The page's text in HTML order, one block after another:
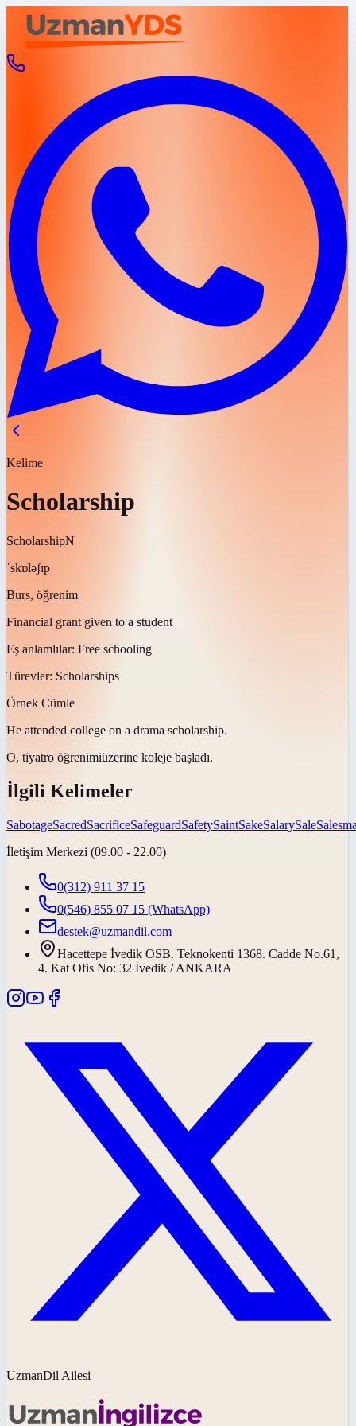
Kelime
Scholarship
ScholarshipN
ˈskɒləʃɪp
Burs, öğrenim
Financial grant given to a student
Eş anlamlılar: Free schooling
Türevler: Scholarships
Örnek Cümle
He attended college on a drama scholarship.
O, tiyatro öğrenimiüzerine koleje başladı.
İlgili Kelimeler
SabotageSacredSacrificeSafeguardSafetySaintSakeSalarySale
İletişim Merkezi (09.00 - 22.00)
0(312) 911 37 15
0(546) 855 07 15 (WhatsApp)
destek@uzmandil.com
Hacettepe İvedik OSB. Teknokenti 1368. Cadde No.61,
4. Kat Ofis No: 32 İvedik / ANKARA
UzmanDil Ailesi